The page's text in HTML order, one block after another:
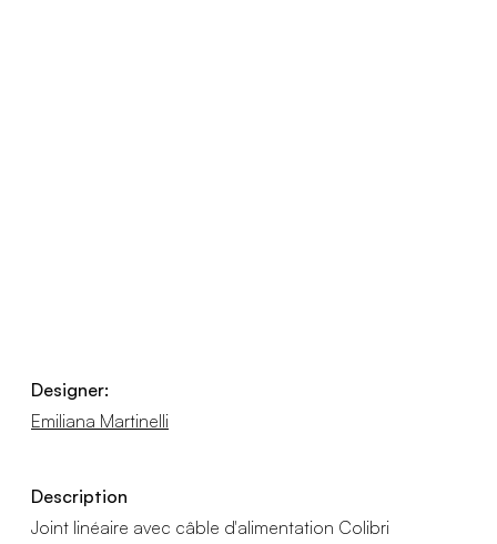
Designer:
Emiliana Martinelli
Description
Joint linéaire avec câble d'alimentation Colibri